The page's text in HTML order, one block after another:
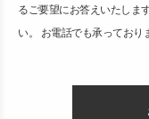
るご要望にお答えいたしま
い。 お電話でも承っており